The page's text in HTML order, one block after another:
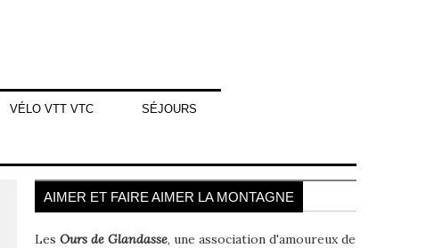
VÉLO VTT VTC SÉJOURS
AIMER ET FAIRE AIMER LA MONTAGNE
LesOurs de Glandasse, une association d'amoureux de